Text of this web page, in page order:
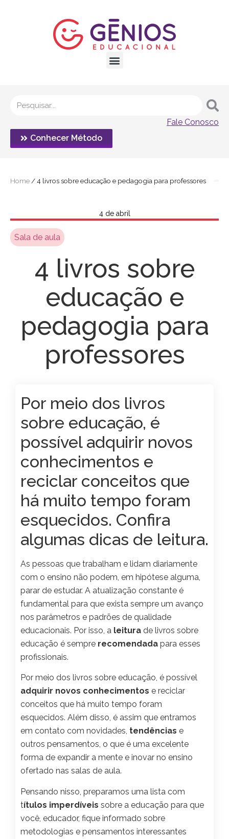
Fale Conosco
Conhecer Método
Home /4 livros sobre educação e pedagogia para professores
4 de abril
Sala de aula
4 livros sobre
educação e
pedagogia para
professores
Por meio dos livros
sobre educação, é
possível adquirir novos
conhecimentos e
reciclar conceitos que
há muito tempo foram
esquecidos. Confira
algumas dicas de leitura.
As pessoas que trabalham e lidam diariamente
com o ensino não podem, em hipótese alguma,
parar de estudar. A atualização constante é
fundamental para que exista sempre um avanço
nos parâmetros e padrões de qualidade
educacionais. Por isso, a leitura de livros sobre
educação é sempre recomendada para esses
profissionais.
Por meio dos livros sobre educação, é possível
adquirir novos conhecimentos e reciclar
conceitos que há muito tempo foram
esquecidos. Além disso, é assim que entramos
em contato com novidades, tendências e
outros pensamentos, o que é uma excelente
forma de expandir a mente e inovar no ensino
ofertado nas salas de aula.
Pensando nisso, preparamos uma lista com
títulos imperdíveis sobre a educação para que
você, educador, fique informado sobre
metodologias e pensamentos interessantes